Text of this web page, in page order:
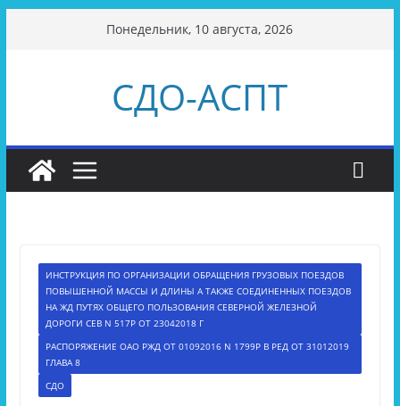
Понедельник, 10 августа, 2026
СДО-АСПТ
ИНСТРУКЦИЯ ПО ОРГАНИЗАЦИИ ОБРАЩЕНИЯ ГРУЗОВЫХ ПОЕЗДОВ
ПОВЫШЕННОЙ МАССЫ И ДЛИНЫ А ТАКЖЕ СОЕДИНЕННЫХ ПОЕЗДОВ
НА ЖД ПУТЯХ ОБЩЕГО ПОЛЬЗОВАНИЯ СЕВЕРНОЙ ЖЕЛЕЗНОЙ
ДОРОГИ СЕВ N 517Р ОТ 23042018 Г
РАСПОРЯЖЕНИЕ ОАО РЖД ОТ 01092016 N 1799Р В РЕД ОТ 31012019
ГЛАВА 8
СДО